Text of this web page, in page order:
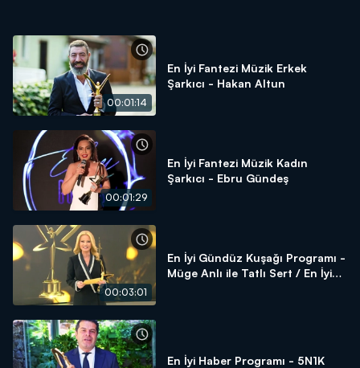
00:01:14
En İyi Fantezi Müzik Erkek
Şarkıcı - Hakan Altun
00:01:29
En İyi Fantezi Müzik Kadın
Şarkıcı - Ebru Gündeş
00:03:01
En İyi Gündüz Kuşağı Programı -
Müge Anlı ile Tatlı Sert / En İyi
En İyi Haber Programı - 5N1K